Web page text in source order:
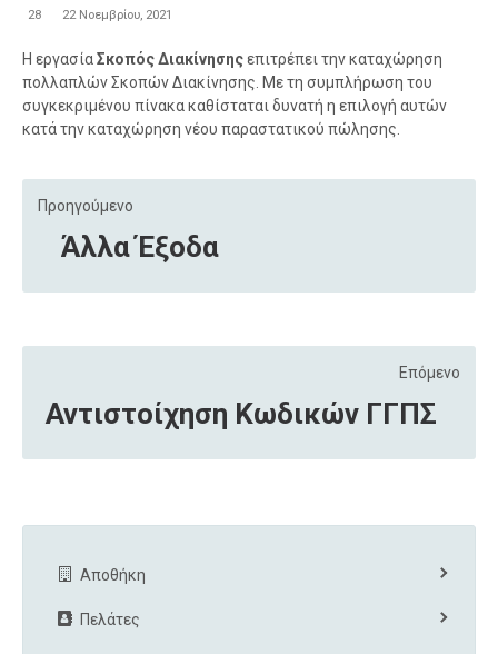
28 22 Νοεμβρίου, 2021
Η εργασίαΣκοπός Διακίνησηςεπιτρέπει την καταχώρηση
πολλαπλών Σκοπών Διακίνησης. Με τη συμπλήρωση του
συγκεκριμένου πίνακα καθίσταται δυνατή η επιλογή αυτών
κατά την καταχώρηση νέου παραστατικού πώλησης.
Προηγούμενο
Άλλα Έξοδα
Επόμενο
Αντιστοίχηση Κωδικών ΓΓΠΣ
Αποθήκη
Πελάτες